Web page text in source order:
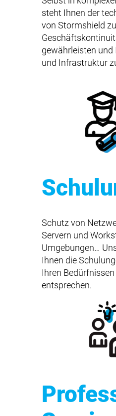
steht Ihnen der
von Stormshield
gewährleisten und
und Infrastruktur
Schutz von
Servern und
Umgebungen…
Ihnen die
Ihren
entsprechen.